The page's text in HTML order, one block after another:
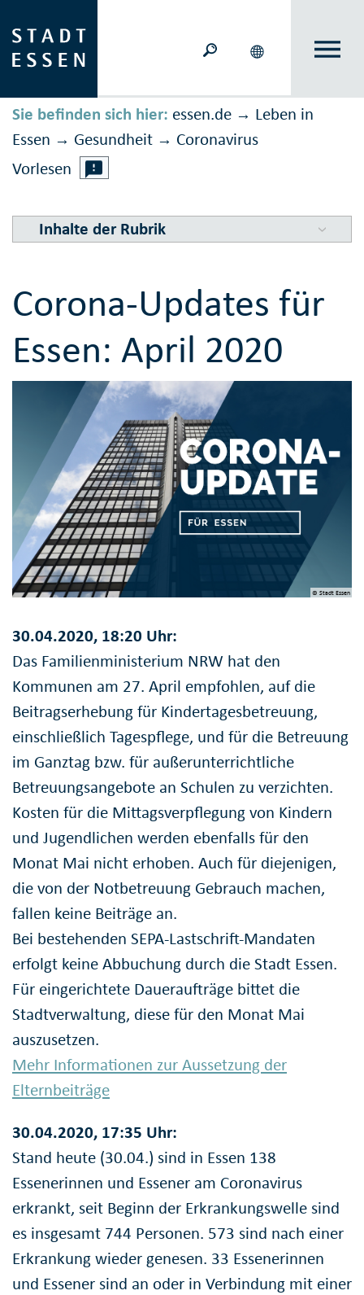
Sie befinden sich hier: essen.de → Leben in
Essen → Gesundheit → Corona­virus
Vorlesen
Inhalte der Rubrik
Corona-Updates für
Essen: April 2020
© Stadt Essen
30.04.2020, 18:20 Uhr:
Das Familienministerium NRW hat den
Kommunen am 27. April empfohlen, auf die
Beitragserhebung für Kindertagesbetreuung,
einschließlich Tagespflege, und für die Betreuung
im Ganztag bzw. für außerunterrichtliche
Betreuungsangebote an Schulen zu verzichten.
Kosten für die Mittagsverpflegung von Kindern
und Jugendlichen werden ebenfalls für den
Monat Mai nicht erhoben. Auch für diejenigen,
die von der Notbetreuung Gebrauch machen,
fallen keine Beiträge an.
Bei bestehenden SEPA-Lastschrift-Mandaten
erfolgt keine Abbuchung durch die Stadt Essen.
Für eingerichtete Daueraufträge bittet die
Stadtverwaltung, diese für den Monat Mai
auszusetzen.
Mehr Informationen zur Aussetzung der
Elternbeiträge
30.04.2020, 17:35 Uhr:
Stand heute (30.04.) sind in Essen 138
Essenerinnen und Essener am Coronavirus
erkrankt, seit Beginn der Erkrankungswelle sind
es insgesamt 744 Personen. 573 sind nach einer
Erkrankung wieder genesen. 33 Essenerinnen
und Essener sind an oder in Verbindung mit einer